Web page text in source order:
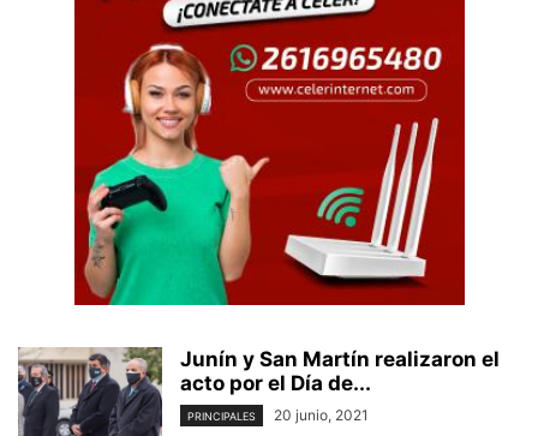
Junín y San Martín realizaron el
acto por el Día de...
PRINCIPALES 20 junio, 2021